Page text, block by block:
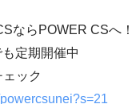
ならPOWER CSへ！
定期開催中
ック